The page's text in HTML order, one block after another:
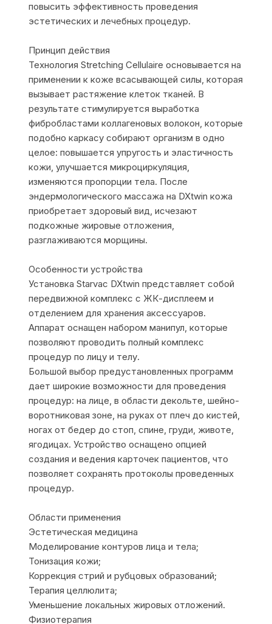
повысить эффективность проведения
эстетических и лечебных процедур.
Принцип действия
Технология Stretching Cellulaire основывается на
применении к коже всасывающей силы, которая
вызывает растяжение клеток тканей. В
результате стимулируется выработка
фибробластами коллагеновых волокон, которые
подобно каркасу собирают организм в одно
целое: повышается упругость и эластичность
кожи, улучшается микроциркуляция,
изменяются пропорции тела. После
эндермологического массажа на DXtwin кожа
приобретает здоровый вид, исчезают
подкожные жировые отложения,
разглаживаются морщины.
Особенности устройства
Установка Starvac DXtwin представляет собой
передвижной комплекс с ЖК-дисплеем и
отделением для хранения аксессуаров.
Аппарат оснащен набором манипул, которые
позволяют проводить полный комплекс
процедур по лицу и телу.
Большой выбор предустановленных программ
дает широкие возможности для проведения
процедур: на лице, в области декольте, шейно-
воротниковая зоне, на руках от плеч до кистей,
ногах от бедер до стоп, спине, груди, животе,
ягодицах. Устройство оснащено опцией
создания и ведения карточек пациентов, что
позволяет сохранять протоколы проведенных
процедур.
Области применения
Эстетическая медицина
Моделирование контуров лица и тела;
Тонизация кожи;
Коррекция стрий и рубцовых образований;
Терапия целлюлита;
Уменьшение локальных жировых отложений.
Физиотерапия